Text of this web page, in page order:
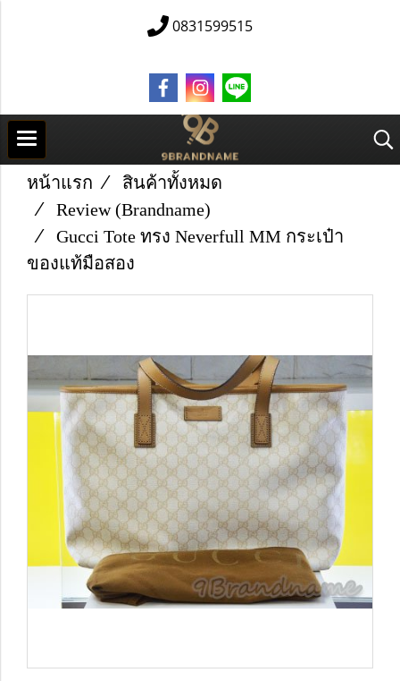
0831599515
หน้าแรก
สินค้าทั้งหมด
Review (Brandname)
Gucci Tote ทรง Neverfull MM กระเป๋า
ของแท้มือสอง